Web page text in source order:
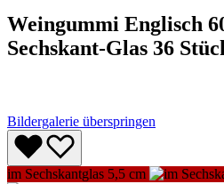
Weingummi Englisch
Sechskant-Glas 36
Bildergalerie überspringen
im Sechskantglas 5,5 cm